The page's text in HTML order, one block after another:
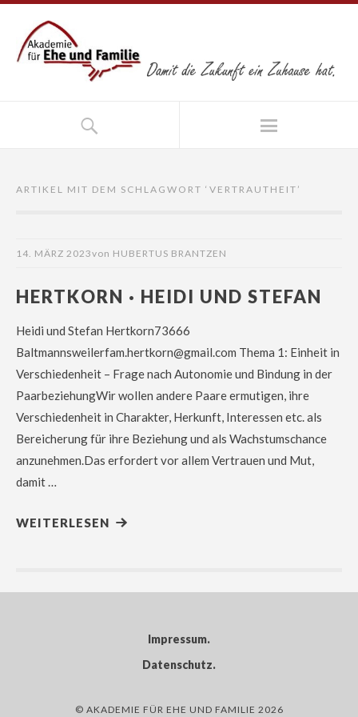
ARTIKEL MIT DEM SCHLAGWORT ‘ VERTRAUTHEIT ’
14. MÄRZ 2023von HUBERTUS BRANTZEN
HERTKORN · HEIDI UND STEFAN
Heidi und Stefan Hertkorn73666
Baltmannsweilerfam.hertkorn@gmail.com Thema 1: Einheit in
Verschiedenheit – Frage nach Autonomie und Bindung in der
PaarbeziehungWir wollen andere Paare ermutigen, ihre
Verschiedenheit in Charakter, Herkunft, Interessen etc. als
Bereicherung für ihre Beziehung und als Wachstumschance
anzunehmen.Das erfordert vor allem Vertrauen und Mut,
damit …
WEITERLESEN
Impressum
Datenschutz
© AKADEMIE FÜR EHE UND FAMILIE 2026